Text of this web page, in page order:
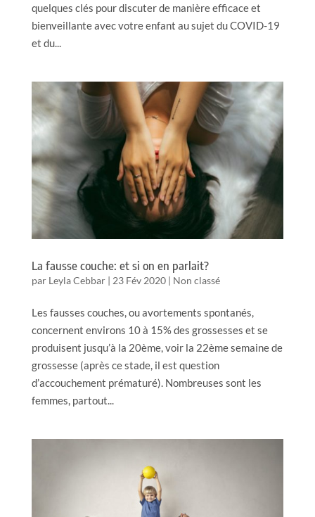
quelques clés pour discuter de manière efficace et
bienveillante avec votre enfant au sujet du COVID-19
et du...
La fausse couche: et si on en parlait?
par Leyla Cebbar| 23 Fév 2020| Non classé
Les fausses couches, ou avortements spontanés,
concernent environs 10 à 15% des grossesses et se
produisent jusqu’à la 20ème, voir la 22ème semaine de
grossesse (après ce stade, il est question
d’accouchement prématuré). Nombreuses sont les
femmes, partout...